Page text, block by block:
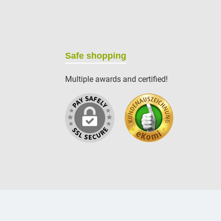
Safe shopping
Multiple awards and certified!